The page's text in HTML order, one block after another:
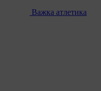
Важка атлетика